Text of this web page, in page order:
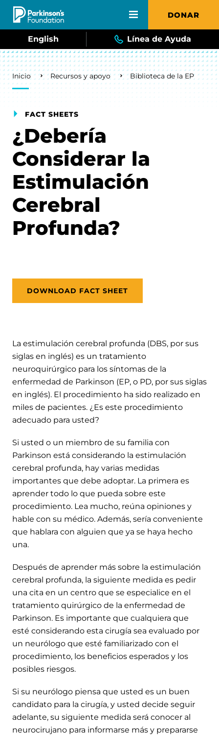
Skip to main content DONAR
English Línea de Ayuda
Breadcrumb
Inicio Recursos y apoyo Biblioteca de la EP
FACT SHEETS
¿Debería
Considerar la
Estimulación
Cerebral
Profunda?
DOWNLOAD FACT SHEET
La estimulación cerebral profunda (DBS, por sus
siglas en inglés) es un tratamiento
neuroquirúrgico para los síntomas de la
enfermedad de Parkinson (EP, o PD, por sus siglas
en inglés). El procedimiento ha sido realizado en
miles de pacientes. ¿Es este procedimiento
adecuado para usted?
Si usted o un miembro de su familia con
Parkinson está considerando la estimulación
cerebral profunda, hay varias medidas
importantes que debe adoptar. La primera es
aprender todo lo que pueda sobre este
procedimiento. Lea mucho, reúna opiniones y
hable con su médico. Además, sería conveniente
que hablara con alguien que ya se haya hecho
una.
Después de aprender más sobre la estimulación
cerebral profunda, la siguiente medida es pedir
una cita en un centro que se especialice en el
tratamiento quirúrgico de la enfermedad de
Parkinson. Es importante que cualquiera que
esté considerando esta cirugía sea evaluado por
un neurólogo que esté familiarizado con el
procedimiento, los beneficios esperados y los
posibles riesgos.
Si su neurólogo piensa que usted es un buen
candidato para la cirugía, y usted decide seguir
adelante, su siguiente medida será conocer al
neurocirujano para informarse más y prepararse